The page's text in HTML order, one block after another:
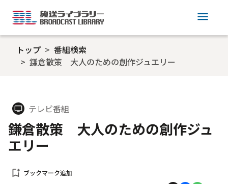
menu
トップ
番組検索
鎌倉散策 大人のための創作ジュエリー
tv テレビ番組
鎌倉散策 大人のための創作ジュ
エリー
bookmark_add ブックマーク追加